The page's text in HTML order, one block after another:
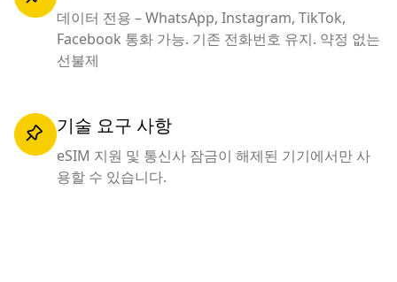
데이터 전용 – WhatsApp, Instagram, TikTok,
Facebook 통화 가능. 기존 전화번호 유지. 약정 없는
선불제
기술 요구 사항
eSIM 지원 및 통신사 잠금이 해제된 기기에서만 사
용할 수 있습니다.